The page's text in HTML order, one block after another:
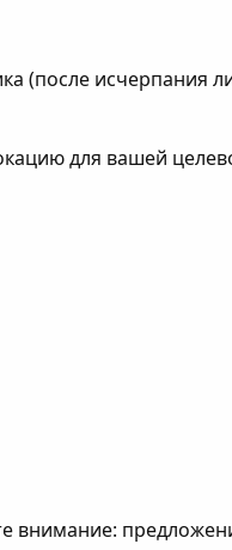
(после исчерпания
для вашей
внимание: